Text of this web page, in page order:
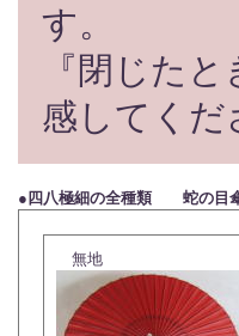
す。
『閉じた
感してくだ
● 四八極細の全種類 蛇の目
無地